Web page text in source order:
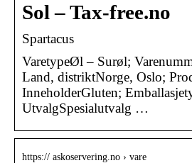
Sol – Tax-free.no
Spartacus
VaretypeØl – Surøl;
Land, distriktNorge, Oslo;
InneholderGluten;
UtvalgSpesialutvalg …
https:// askoservering.no › vare